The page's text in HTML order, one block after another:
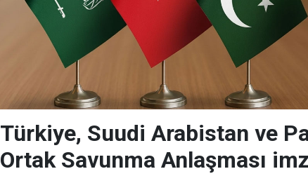
Türkiye, Suudi Arabistan ve
Ortak Savunma Anlaşması